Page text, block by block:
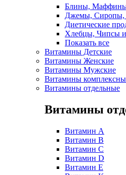
Блины,
Джемы, Сиропы,
Диетические
Хлебцы, Чипсы
Показать все
Витамины Детские
Витамины Женские
Витамины Мужские
Витамины
Витамины отдельные
Витамины
Витамин A
Витамин B
Витамин C
Витамин D
Витамин E